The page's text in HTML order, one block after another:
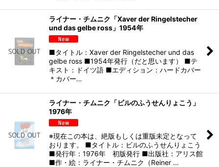
ライナー・チムニク「Xaver der Ringelstecher
und das gelbe ross」1954年
■タイトル：Xaver der Ringelstecher und das
gelbe ross ■1954年発行（だと思います） ■テ
キスト：ドイツ語 ■エディション：ハードカバー
＊カバー…
ライナー・チムニク「ビルのふうせんりょこう」
1976年
※現在この本は、絶版もしくは重版未定となって
おります。 ■タイトル：ビルのふうせんりょこう
■発行年：1976年 初版発行 ■出版社：アリス館
■作・絵：ライナー・チムニク（Reiner …